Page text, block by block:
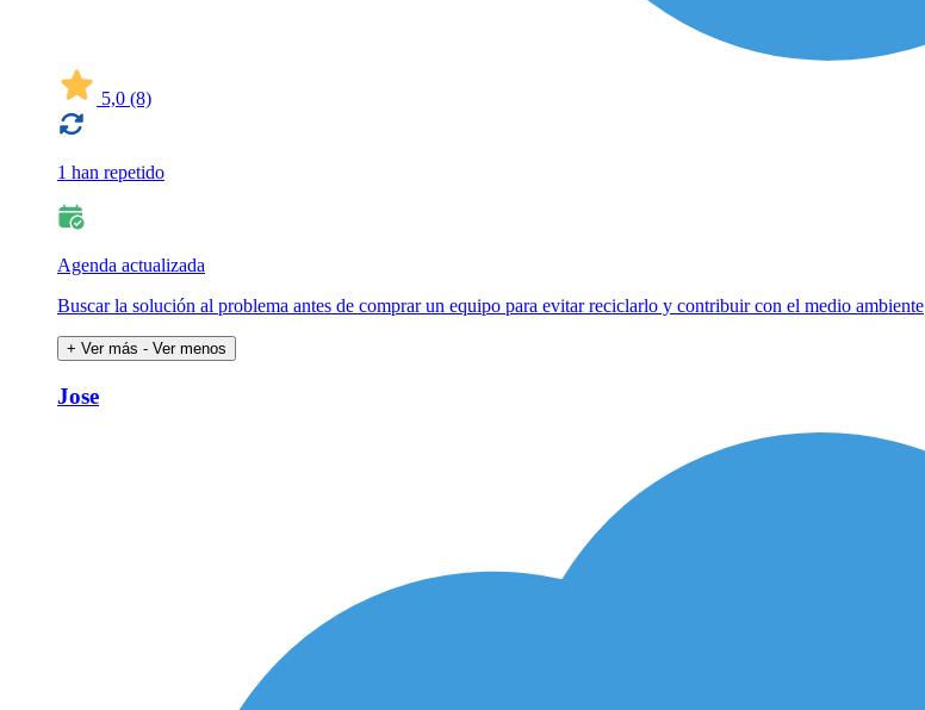
5,0 (8)
1 han repetido
Agenda actualizada
Buscar la solución al problema antes de comprar un equipo para evitar reciclarlo y contribuir con el medio ambiente
+ Ver más - Ver menos
Jose